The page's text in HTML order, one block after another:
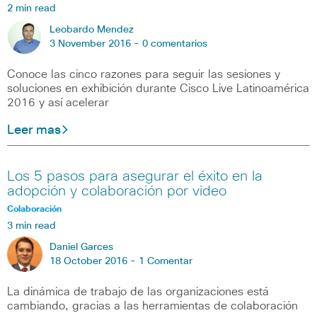
2 min read
Leobardo Mendez
3 November 2016 - 0 comentarios
Conoce las cinco razones para seguir las sesiones y
soluciones en exhibición durante Cisco Live Latinoamérica
2016 y así acelerar
Leer mas
Los 5 pasos para asegurar el éxito en la
adopción y colaboración por video
Colaboración
3 min read
Daniel Garces
18 October 2016 - 1 Comentar
La dinámica de trabajo de las organizaciones está
cambiando, gracias a las herramientas de colaboración